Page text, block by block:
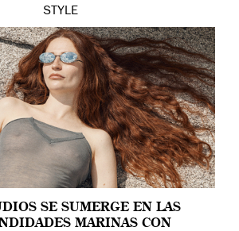
STYLE
SE SUMERGE EN LAS
MARINAS CON